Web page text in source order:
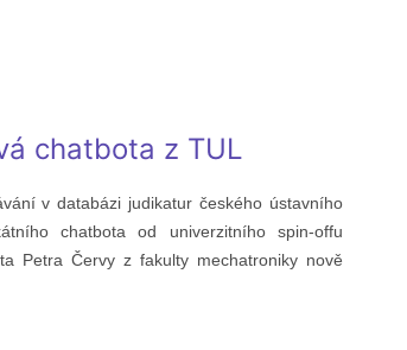
chatbota z TUL
v databázi judikatur českého ústavního
chatbota od univerzitního spin-offu
Petra Červy z fakulty mechatroniky nově